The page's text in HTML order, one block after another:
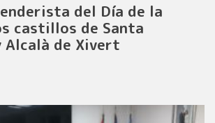
del Día de la
castillos de Santa
Alcalà de Xivert